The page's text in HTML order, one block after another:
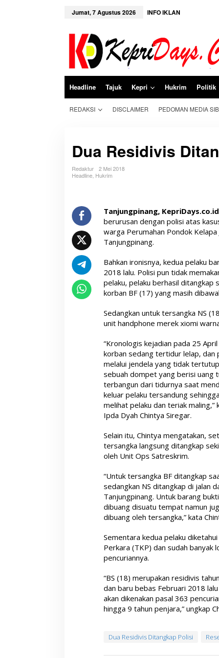
Jumat, 7 Agustus 2026 INFO IKLAN
Headline Tajuk Kepri Hukrim Politik
REDAKSI DISCLAIMER PEDOMAN MEDIA
Dua Residivis
Redaktur
2 Mei 2018
Headline Hukrim
Tanjungpinang, KepriDays.co.id
berurusan dengan polisi atas
warga Perumahan Pondok
Tanjungpinang.
Bahkan ironisnya, kedua pelaku
2018 lalu. Polisi pun tidak
pelaku, pelaku berhasil ditangkap
korban BF (17) yang masih
Sedangkan untuk tersangka NS
unit handphone merek xiomi
“Kronologis kejadian pada 25
korban sedang tertidur lelap, dan
melalui jendela yang tidak
sebuah dompet yang berisi uang
terbangun dari tidurnya saat
keluar pelaku tersandung
melihat pelaku dan teriak
Ipda Dyah Chintya Siregar.
Selain itu, Chintya mengatakan,
tersangka langsung ditangkap
oleh Unit Ops Satreskrim.
“Untuk tersangka BF ditangkap
sedangkan NS ditangkap di jalan
Tanjungpinang. Untuk barang
dibuang disuatu tempat namun
dibuang oleh tersangka,” kata
Sementara kedua pelaku
Perkara (TKP) dan sudah banyak
pencuriannya.
“BS (18) merupakan residivis
dan baru bebas Februari 2018
akan dikenakan pasal 363
hingga 9 tahun penjara,” ungkap
Dua Residivis Ditangkap Polisi